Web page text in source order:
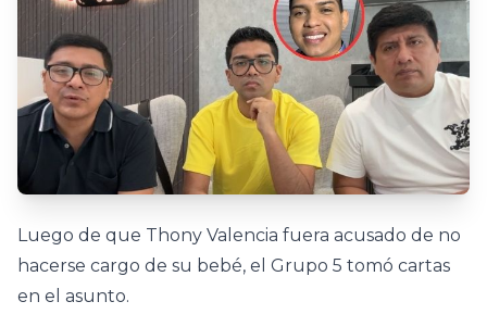
Luego de que Thony Valencia fuera acusado de no
hacerse cargo de su bebé, el Grupo 5 tomó cartas
en el asunto.